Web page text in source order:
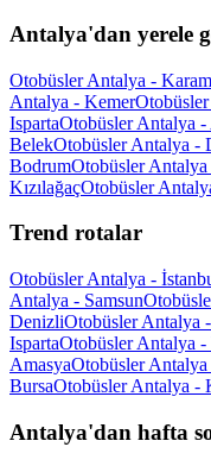
Antalya'dan yerele
Otobüsler Antalya -
Antalya - Kemer
IspartaOtobüsler Antalya -
BelekOtobüsler Antalya -
BodrumOtobüsler Antalya
KızılağaçOtobüsler
Trend rotalar
Otobüsler Antalya -
Antalya - Samsun
DenizliOtobüsler Antalya
IspartaOtobüsler Antalya -
AmasyaOtobüsler
BursaOtobüsler Antalya -
Antalya'dan hafta